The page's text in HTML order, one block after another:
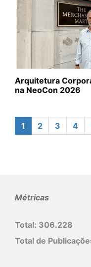
Arquitetura
na NeoCon 2026
1 2 3 4
Métricas
Total: 306.228
Total de